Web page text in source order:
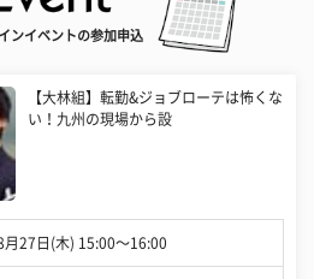
ンイベントの参加申込
【大林組】転勤&ジョブローテは怖くな
い！九州の現場から設
月27日(木) 15:00〜16:00